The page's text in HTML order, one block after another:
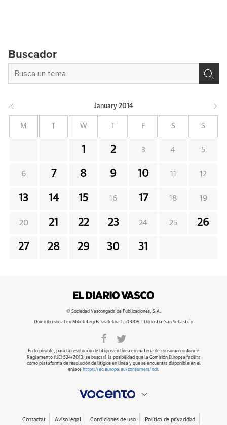
Buscador
January 2014
M W F S S
1 2 3 4 5
6 7 8 9 10 11 12
13 14 15 16 17 18 19
20 21 22 23 24 25 26
27 28 29 30 31
© Sociedad Vascongada de Publicaciones, S.A.
Domicilio social en Mikeletegi Pasealekua 1. 20009 - Donostia-San Sebastián
En lo posible, para la resolución de litigios en línea en materia de consumo conforme
Reglamento (UE) 524/2013, se buscará la posibilidad que la Comisión Europea facilita
como plataforma de resolución de litigios en línea y que se encuentra disponible en el
enlace https://ec.europa.eu/consumers/odr.
Contactar Aviso legal Condiciones de uso Política de privacidad